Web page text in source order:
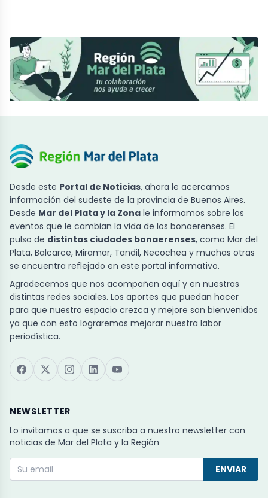
Desde este Portal de Noticias, ahora le acercamos
información del sudeste de la provincia de Buenos Aires.
Desde Mar del Plata y la Zona le informamos sobre los
eventos que le cambian la vida de los bonaerenses. El
pulso de distintas ciudades bonaerenses, como Mar del
Plata, Balcarce, Miramar, Tandil, Necochea y muchas otras
se encuentra reflejado en este portal informativo.
Agradecemos que nos acompañen aquí y en nuestras
distintas redes sociales. Los aportes que puedan hacer
para que nuestro espacio crezca y mejore son bienvenidos
ya que con esto lograremos mejorar nuestra labor
periodística.
NEWSLETTER
Lo invitamos a que se suscriba a nuestro newsletter con
noticias de Mar del Plata y la Región
ENVIAR